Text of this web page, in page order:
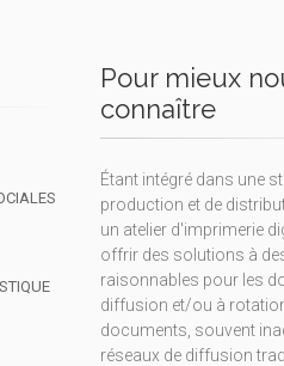
Pour mieux
connaître
Étant intégré dans une
production et de
un atelier d'imprimerie
offrir des solutions à
raisonnables pour les
diffusion et/ou à
documents, souvent
réseaux de diffusion